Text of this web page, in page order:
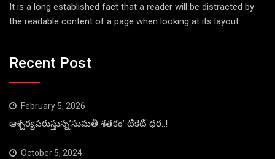
It is a long established fact that a reader will be distracted by
the readable content of a page when looking at its layout.
Recent Post
February 5, 2026
ఆశ్చర్యపరుస్తున్న’సుమతీ శతకం’ టికెట్ ధర..!
October 5, 2024